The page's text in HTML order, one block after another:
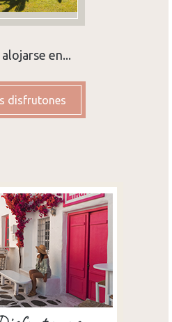
en...
disfrutones